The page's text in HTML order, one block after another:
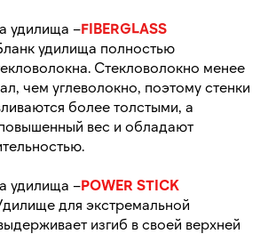
удилища –FIBERGLASS
удилища полностью
Стекловолокно менее
чем углеволокно, поэтому стенки
более толстыми, а
вес и обладают
удилища –POWER STICK
для экстремальной
изгиб в своей верхней